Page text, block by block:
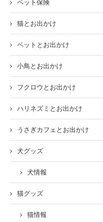
ペット保険
猫とお出かけ
ペットとお出かけ
小鳥とお出かけ
フクロウとお出かけ
ハリネズミとお出かけ
うさぎカフェとお出かけ
犬グッズ
犬情報
猫グッズ
猫情報